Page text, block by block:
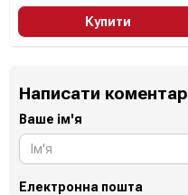
Купити
Написати коментар
Ваше ім'я
Електронна пошта